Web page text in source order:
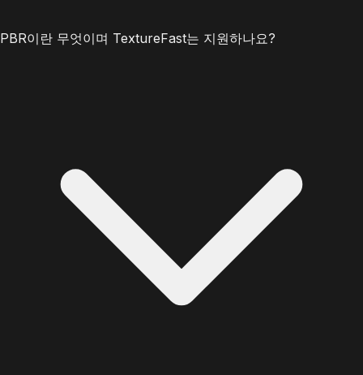
PBR이란 무엇이며 TextureFast는 지원하나요?